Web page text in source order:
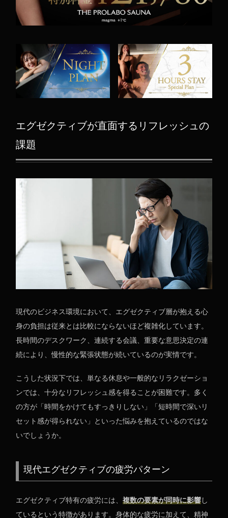
エグゼクティブが直面するリフレッシュの
課題
現代のビジネス環境において、エグゼクティブ層が抱える心
身の負担は従来とは比較にならないほど複雑化しています。
長時間のデスクワーク、連続する会議、重要な意思決定の連
続により、慢性的な緊張状態が続いているのが実情です。
こうした状況下では、単なる休息や一般的なリラクゼーショ
ンでは、十分なリフレッシュ感を得ることが困難です。多く
の方が「時間をかけてもすっきりしない」「短時間で深いリ
セット感が得られない」といった悩みを抱えているのではな
いでしょうか。
現代エグゼクティブの疲労パターン
エグゼクティブ特有の疲労には、複数の要素が同時に影響 し
ているという特徴があります。身体的な疲労に加えて、精神